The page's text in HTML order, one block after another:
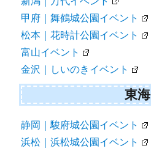
甲府｜舞鶴城公園イベント
松本｜花時計公園イベント
富山イベント
金沢｜しいのきイベント
東海
静岡｜駿府城公園イベント
浜松｜浜松城公園イベント